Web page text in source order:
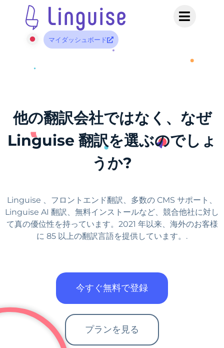
マイダッシュボード
他の翻訳会社ではなく、なぜ
Linguise 翻訳を選ぶのでしょ
うか?
Linguise 、フロントエンド翻訳、多数の CMS サポート、
Linguise AI 翻訳、無料インストールなど、競合他社に対し
て真の優位性を持っています。2021 年以来、海外のお客様
に 85 以上の翻訳言語を提供しています。.
今すぐ無料で登録
プランを見る